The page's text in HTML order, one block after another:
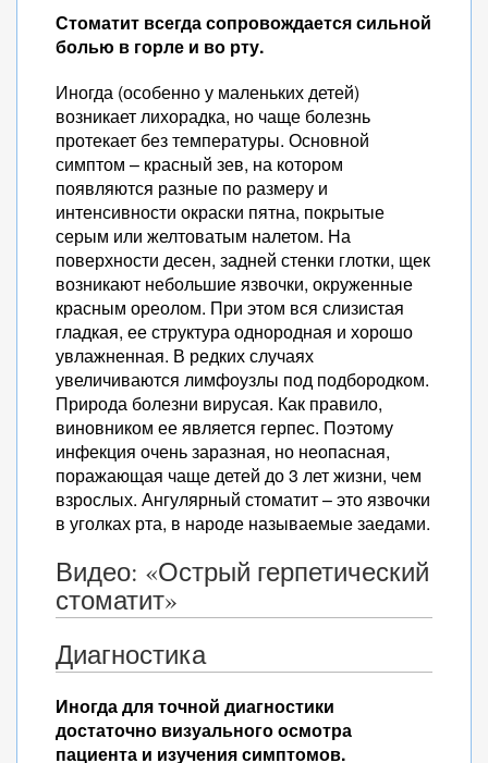
Стоматит всегда сопровождается сильной
болью в горле и во рту.
Иногда (особенно у маленьких детей)
возникает лихорадка, но чаще болезнь
протекает без температуры. Основной
симптом – красный зев, на котором
появляются разные по размеру и
интенсивности окраски пятна, покрытые
серым или желтоватым налетом. На
поверхности десен, задней стенки глотки, щек
возникают небольшие язвочки, окруженные
красным ореолом. При этом вся слизистая
гладкая, ее структура однородная и хорошо
увлажненная. В редких случаях
увеличиваются лимфоузлы под подбородком.
Природа болезни вирусая. Как правило,
виновником ее является герпес. Поэтому
инфекция очень заразная, но неопасная,
поражающая чаще детей до 3 лет жизни, чем
взрослых. Ангулярный стоматит – это язвочки
в уголках рта, в народе называемые заедами.
Видео: «Острый герпетический
стоматит»
Диагностика
Иногда для точной диагностики
достаточно визуального осмотра
пациента и изучения симптомов.